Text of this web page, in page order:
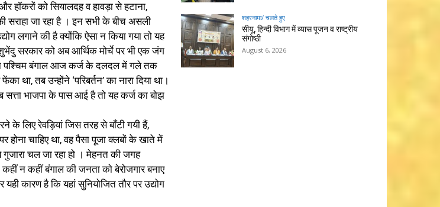
को सियालदह व हावड़ा से हटाना,
जा रहा है । इन सभी के बीच असली
लगाने की है क्योंकि ऐसा न किया गया तो यह
सरकार को अब आर्थिक मोर्चे पर भी एक जंग
पश्चिम बंगाल आज कर्ज के दलदल में गले तक
तब उन्होंने ‘परिबर्तन’ का नारा दिया था।
भाजपा के पास आई है तो यह कर्ज का बोझ
लिए रेवड़ियां जिस तरह से बाँटी गयी हैं,
चाहिए था, वह पैसा पूजा क्लबों के खाते में
गुजारा चल जा रहा हो । मेहनत की जगह
न कहीं बंगाल की जनता को बेरोजगार बनाए
कारण है कि यहां सुनियोजित तौर पर उद्योग
शहरनामा/ चलते हुए
सीयू, हिन्दी विभाग में व्यास पूजन व राष्ट्रीय
संगोष्ठी
August 6, 2026